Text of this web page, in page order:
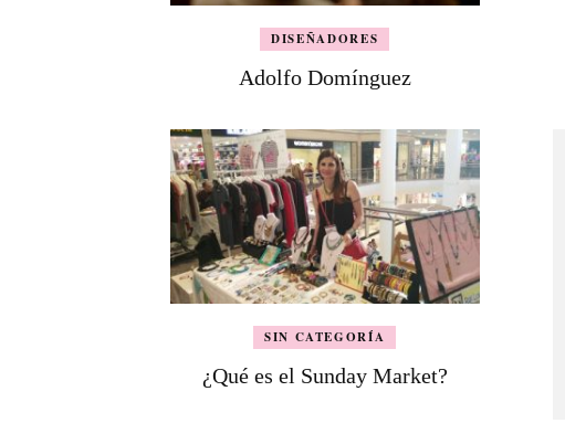
DISEÑADORES
Adolfo Domínguez
SIN CATEGORÍA
¿Qué es el Sunday Market?